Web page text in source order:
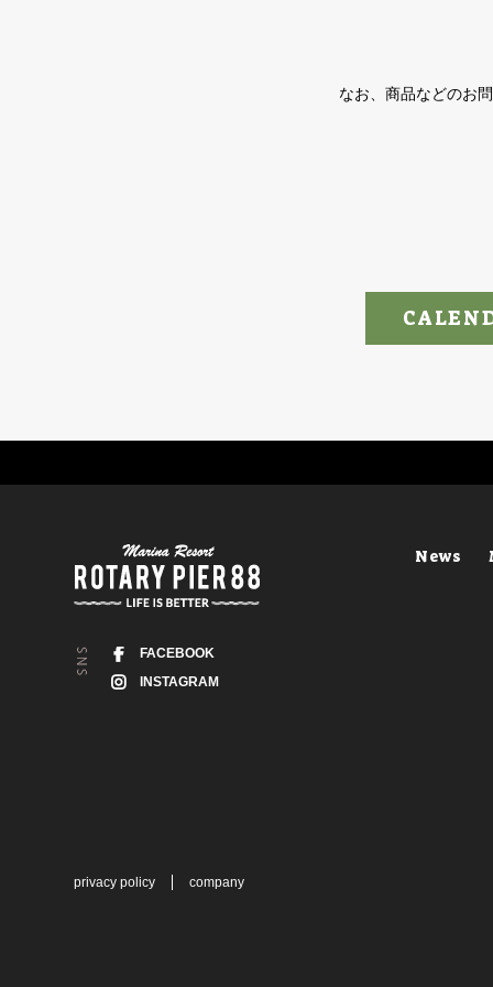
なお、商品などのお
FACEBOOK
INSTAGRAM
News
privacy policy company